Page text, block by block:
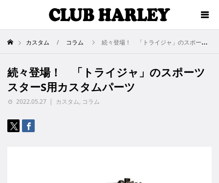
カスタム コラム 続々登場！ 「トライジャ」のスポーツスターS用カスタムパーツ
続々登場！ 「トライジャ」のスポーツ
スターS用カスタムパーツ
2022.05.27 カスタム, コラム